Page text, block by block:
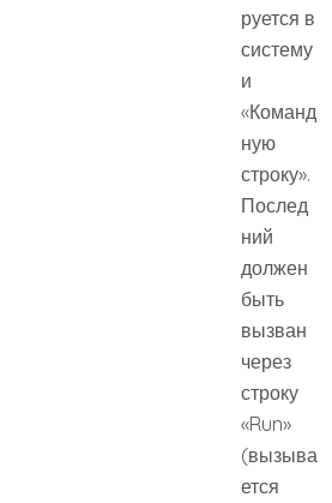
руется в
систему
и
«Команд
ную
строку».
Послед
ний
должен
быть
вызван
через
строку
«Run»
(вызыва
ется